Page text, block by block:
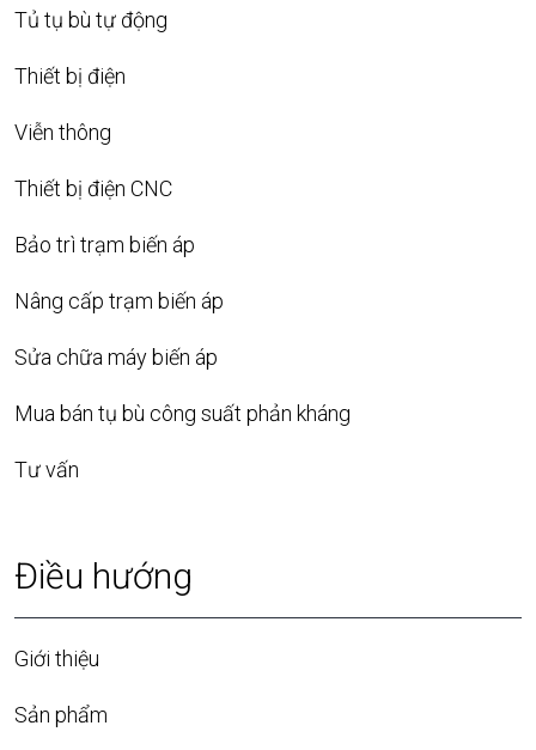
Tủ tụ bù tự động
Thiết bị điện
Viễn thông
Thiết bị điện CNC
Bảo trì trạm biến áp
Nâng cấp trạm biến áp
Sửa chữa máy biến áp
Mua bán tụ bù công suất phản kháng
Tư vấn
Điều hướng
Giới thiệu
Sản phẩm